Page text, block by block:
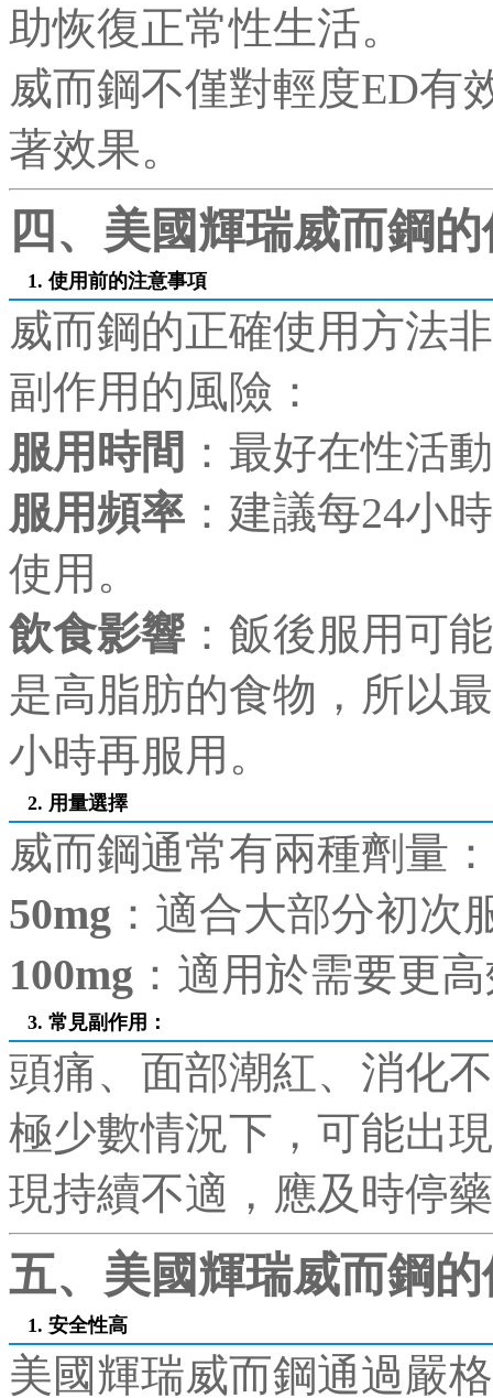
助恢復正常性生活。
威而鋼不僅對輕度ED有
著效果。
四、美國輝瑞威而鋼
1. 使用前的注意事項
威而鋼的正確使用方法
副作用的風險：
服用時間 ：最好在性活
服用頻率 ：建議每24小
使用。
飲食影響 ：飯後服用可
是高脂肪的食物，所以
小時再服用。
2. 用量選擇
威而鋼通常有兩種劑量：
50mg ：適合大部分初次
100mg ：適用於需要更
3. 常見副作用 ：
頭痛、面部潮紅、消化
極少數情況下，可能出
現持續不適，應及時停
五、美國輝瑞威而鋼
1. 安全性高
美國輝瑞威而鋼通過嚴